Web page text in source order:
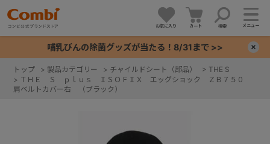
お気に入り カート 検索 メニュー
哺乳びんの除菌グッズが当たる！8/31まで >>
トップ > 製品カテゴリー > チャイルドシート（部品） > THE S
> ＴＨＥ Ｓ ｐｌｕｓ ＩＳＯＦＩＸ エッグショック ＺＢ７５０
肩ベルトカバー右 （ブラック）